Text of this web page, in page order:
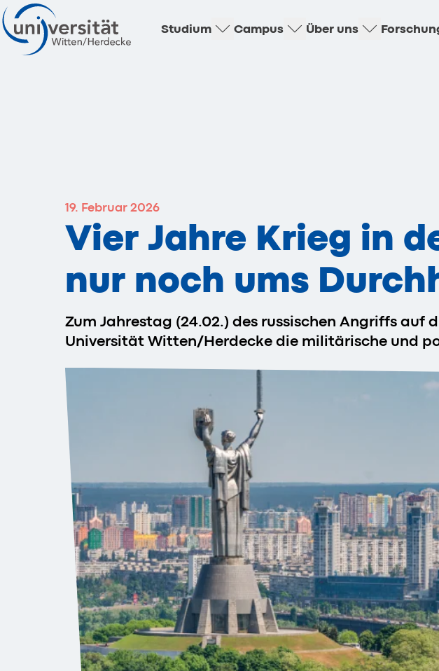
Studium Campus Über uns
19. Februar 2026
Vier Jahre Krieg in
nur noch ums
Zum Jahrestag (24.02.) des russischen Angriffs auf
Universität Witten/Herdecke die militärische und